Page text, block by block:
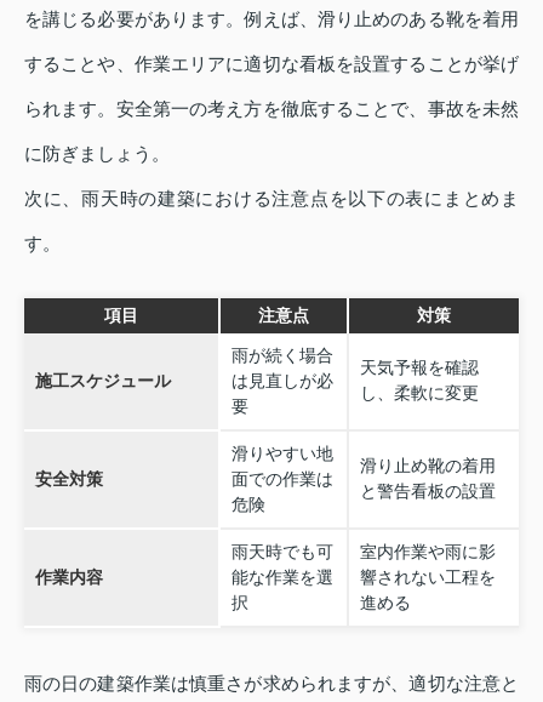
を講じる必要があります。例えば、滑り止めのある靴を着用
することや、作業エリアに適切な看板を設置することが挙げ
られます。安全第一の考え方を徹底することで、事故を未然
に防ぎましょう。
次に、雨天時の建築における注意点を以下の表にまとめま
す。
項目 注意点 対策
施工スケジュール
雨が続く場合
は見直しが必
要
天気予報を確認
し、柔軟に変更
安全対策
滑りやすい地
面での作業は
危険
滑り止め靴の着用
と警告看板の設置
作業内容
雨天時でも可
能な作業を選
択
室内作業や雨に影
響されない工程を
進める
雨の日の建築作業は慎重さが求められますが、適切な注意と